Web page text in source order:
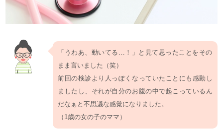
「うわあ、動いてる…！」と見て思ったことをその
まま言いました（笑）
前回の検診より人っぽくなっていたことにも感動し
ましたし、それが自分のお腹の中で起こっているん
だなぁと不思議な感覚になりました。
（1歳の女の子のママ）